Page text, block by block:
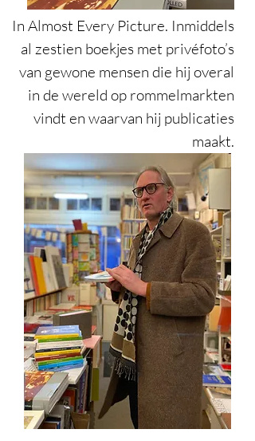
In Almost Every Picture. Inmiddels
al zestien boekjes met privéfoto’s
van gewone mensen die hij overal
in de wereld op rommelmarkten
vindt en waarvan hij publicaties
maakt.